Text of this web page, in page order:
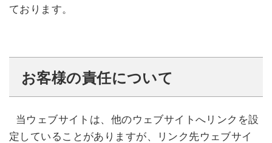
ております。
お客様の責任について
当ウェブサイトは、他のウェブサイトへリンクを設
定していることがありますが、リンク先ウェブサイ